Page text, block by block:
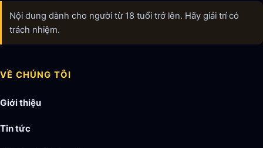
Nội dung dành cho người từ 18 tuổi trở lên. Hãy giải trí có
trách nhiệm.
VỀ CHÚNG TÔI
Giới thiệu
Tin tức